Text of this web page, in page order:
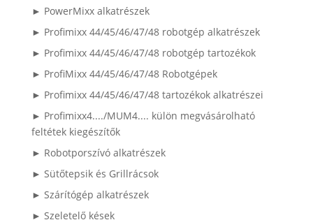
► PowerMixx alkatrészek
► Profimixx 44/45/46/47/48 robotgép alkatrészek
► Profimixx 44/45/46/47/48 robotgép tartozékok
► ProfiMixx 44/45/46/47/48 Robotgépek
► Profimixx 44/45/46/47/48 tartozékok alkatrészei
► Profimixx4..../MUM4.... külön megvásárolható
feltétek kiegészítők
► Robotporszívó alkatrészek
► Sütőtepsik és Grillrácsok
► Szárítógép alkatrészek
► Szeletelő kések